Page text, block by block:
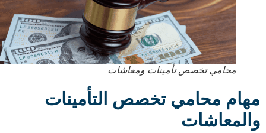
محامي تخصص تأمينات ومعاشات
محامي تخصص التأمينات